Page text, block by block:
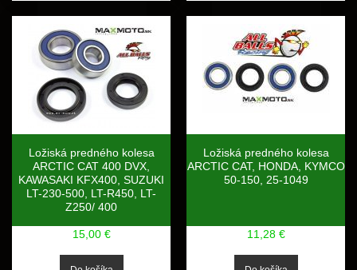
Ložiská predného kolesa
ARCTIC CAT 400 DVX,
KAWASAKI KFX400, SUZUKI
LT-230-500, LT-R450, LT-
Z250/ 400
15,00 €
Ložiská predného kolesa
ARCTIC CAT, HONDA, KYMCO
50-150, 25-1049
11,28 €